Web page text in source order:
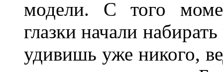
модели. С того
глазки начали
удивишь уже никого,